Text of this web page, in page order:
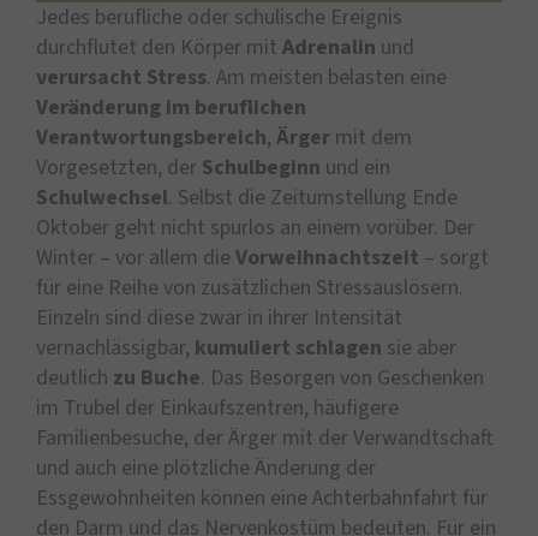
Jedes berufliche oder schulische Ereignis
durchflutet den Körper mit Adrenalin und
verursacht Stress. Am meisten belasten eine
Veränderung im beruflichen
Verantwortungsbereich, Ärger mit dem
Vorgesetzten, der Schulbeginn und ein
Schulwechsel. Selbst die Zeitumstellung Ende
Oktober geht nicht spurlos an einem vorüber. Der
Winter – vor allem die Vorweihnachtszeit – sorgt
für eine Reihe von zusätzlichen Stressauslösern.
Einzeln sind diese zwar in ihrer Intensität
vernachlässigbar, kumuliert schlagen sie aber
deutlich zu Buche. Das Besorgen von Geschenken
im Trubel der Einkaufszentren, häufigere
Familienbesuche, der Ärger mit der Verwandtschaft
und auch eine plötzliche Änderung der
Essgewohnheiten können eine Achterbahnfahrt für
den Darm und das Nervenkostüm bedeuten. Für ein